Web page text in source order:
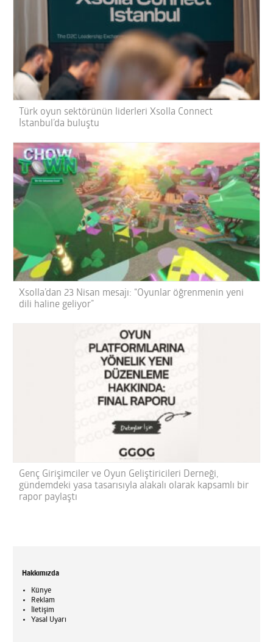
Türk oyun sektörünün liderleri Xsolla Connect
İstanbul’da buluştu
Xsolla’dan 23 Nisan mesajı: “Oyunlar öğrenmenin yeni
dili haline geliyor”
Genç Girişimciler ve Oyun Geliştiricileri Derneği,
gündemdeki yasa tasarısıyla alakalı olarak kapsamlı bir
rapor paylaştı
Hakkımızda
Künye
Reklam
İletişim
Yasal Uyarı